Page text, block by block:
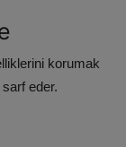
korumak
eder.